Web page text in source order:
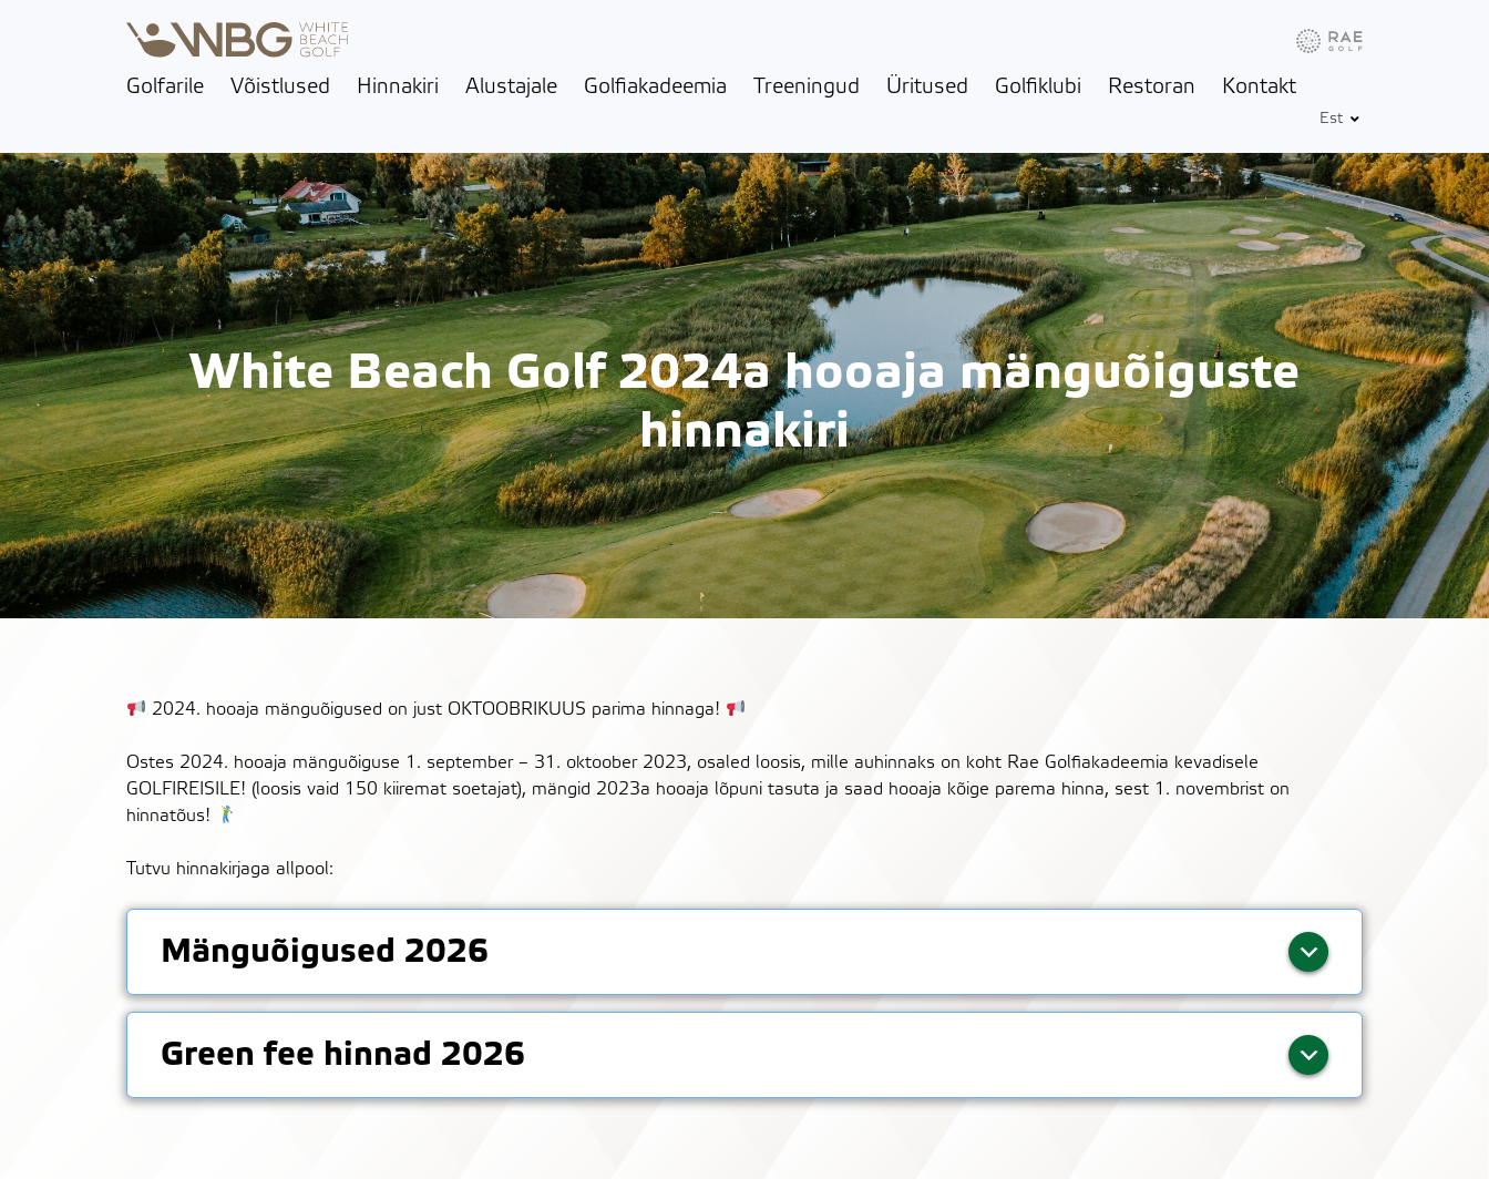
Golfarile Võistlused Hinnakiri Alustajale Golfiakadeemia Treeningud Üritused Golfiklubi Restoran Kontakt
Est
White Beach Golf 2024a hooaja mänguõiguste
hinnakiri
2024. hooaja mänguõigused on just OKTOOBRIKUUS parima hinnaga!
Ostes 2024. hooaja mänguõiguse 1. september – 31. oktoober 2023, osaled loosis, mille auhinnaks on koht Rae Golfiakadeemia kevadisele
GOLFIREISILE! (loosis vaid 150 kiiremat soetajat), mängid 2023a hooaja lõpuni tasuta ja saad hooaja kõige parema hinna, sest 1. novembrist on
hinnatõus!
Tutvu hinnakirjaga allpool:
Mänguõigused 2026
Green fee hinnad 2026
Ilm